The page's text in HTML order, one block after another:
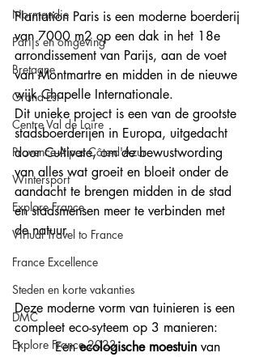
Normandie
Parijs en omgeving
Bretagne
Grand-Est
Centre Val de Loire
Provence-Alpes-Côte-d'Azur
Wintersport
Explore France
Virtual Travel to France
France Excellence
Steden en korte vakanties
DMC
Explore France 2023
Plantation Paris is een moderne boerderij
van 7000 m2 op een dak in het 18e
arrondissement van Parijs, aan de voet
van Montmartre en midden in de nieuwe
wijk Chapelle Internationale.
Dit unieke project is een van de grootste
stadsboerderijen in Europa, uitgedacht
door Cultivate, om de bewustwording
van alles wat groeit en bloeit onder de
aandacht te brengen midden in de stad
en stadsmensen meer te verbinden met
de natuur.
Deze moderne vorm van tuinieren is een
compleet eco-syteem op 3 manieren:
1.       Een ecologische moestuin van